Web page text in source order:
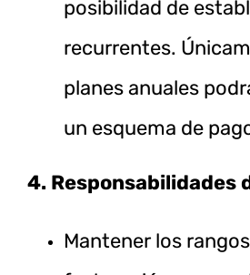
posibilidad de
recurrentes.
planes anuales
un esquema de
4. Responsabilidades
Mantener los